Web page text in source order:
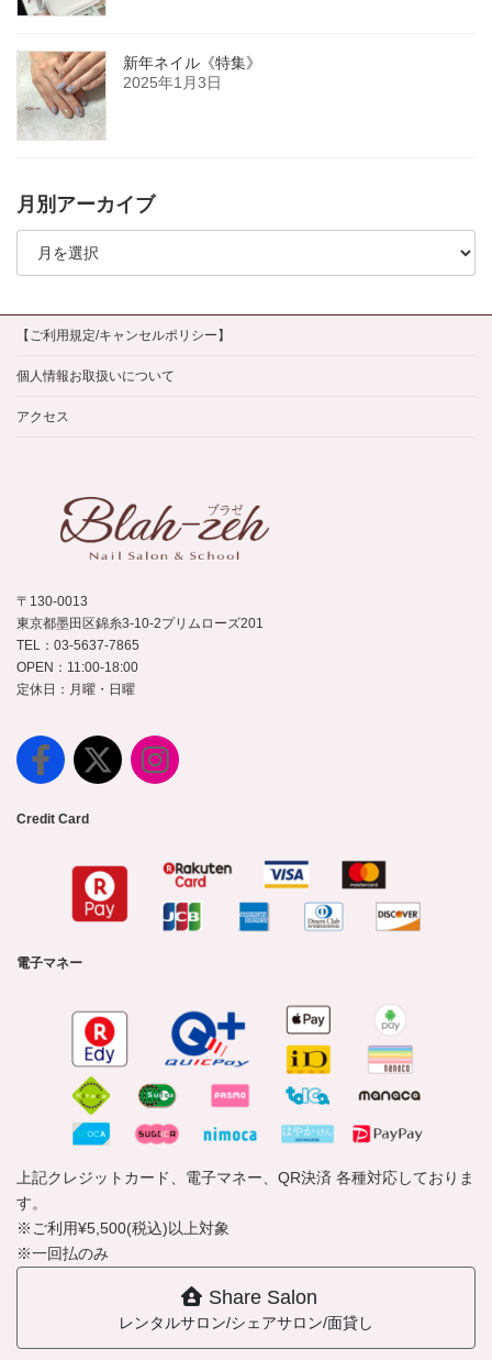
新年ネイル《特集》
2025年1月3日
月別アーカイブ
月
イ
ブ
【ご利用規定/キャンセルポリシー】
個人情報お取扱いについて
アクセス
〒130-0013
東京都墨田区錦糸3-10-2プリムローズ201
TEL：03-5637-7865
OPEN：11:00-18:00
定休日：月曜・日曜
Credit Card
電子マネー
上記クレジットカード、電子マネー、QR決済 各種対応しておりま
す。
※ご利用¥5,500(税込)以上対象
※一回払のみ
Share Salon
レンタルサロン/シェアサロン/面貸し